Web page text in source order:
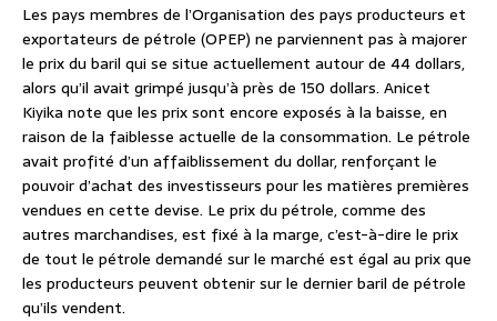
Les pays membres de l’Organisation des pays producteurs et
exportateurs de pétrole (OPEP) ne parviennent pas à majorer
le prix du baril qui se situe actuellement autour de 44 dollars,
alors qu’il avait grimpé jusqu’à près de 150 dollars. Anicet
Kiyika note que les prix sont encore exposés à la baisse, en
raison de la faiblesse actuelle de la consommation. Le pétrole
avait profité d’un affaiblissement du dollar, renforçant le
pouvoir d’achat des investisseurs pour les matières premières
vendues en cette devise. Le prix du pétrole, comme des
autres marchandises, est fixé à la marge, c’est-à-dire le prix
de tout le pétrole demandé sur le marché est égal au prix que
les producteurs peuvent obtenir sur le dernier baril de pétrole
qu’ils vendent.